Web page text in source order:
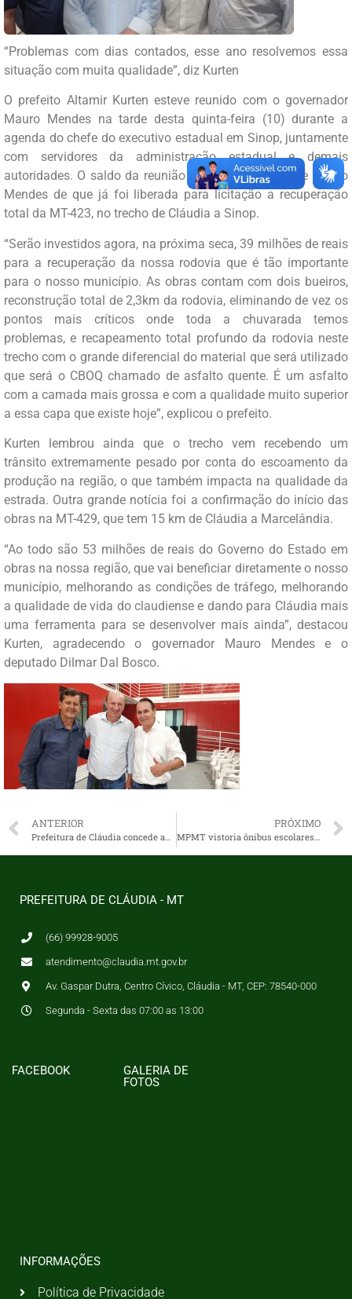
“Problemas com dias contados, esse ano resolvemos essa
situação com muita qualidade”, diz Kurten
O prefeito Altamir Kurten esteve reunido com o governador
Mauro Mendes na tarde desta quinta-feira (10) durante a
agenda do chefe do executivo estadual em Sinop, juntamente
com servidores da administração estadual e demais
autoridades. O saldo da reunião foi a confirmação de Mauro
Mendes de que já foi liberada para licitação a recuperação
total da MT-423, no trecho de Cláudia a Sinop.
“Serão investidos agora, na próxima seca, 39 milhões de reais
para a recuperação da nossa rodovia que é tão importante
para o nosso município. As obras contam com dois bueiros,
reconstrução total de 2,3km da rodovia, eliminando de vez os
pontos mais críticos onde toda a chuvarada temos
problemas, e recapeamento total profundo da rodovia neste
trecho com o grande diferencial do material que será utilizado
que será o CBOQ chamado de asfalto quente. É um asfalto
com a camada mais grossa e com a qualidade muito superior
a essa capa que existe hoje”, explicou o prefeito.
Kurten lembrou ainda que o trecho vem recebendo um
trânsito extremamente pesado por conta do escoamento da
produção na região, o que também impacta na qualidade da
estrada. Outra grande notícia foi a confirmação do início das
obras na MT-429, que tem 15 km de Cláudia a Marcelândia.
“Ao todo são 53 milhões de reais do Governo do Estado em
obras na nossa região, que vai beneficiar diretamente o nosso
município, melhorando as condições de tráfego, melhorando
a qualidade de vida do claudiense e dando para Cláudia mais
uma ferramenta para se desenvolver mais ainda”, destacou
Kurten, agradecendo o governador Mauro Mendes e o
deputado Dilmar Dal Bosco.
ANTERIOR
Prefeitura de Cláudia concede aumento histórico para servidores públicos
PRÓXIMO
MPMT vistoria ônibus escolares e constata boas condições de uso
PREFEITURA DE CLÁUDIA - MT
(66) 99928-9005
atendimento@claudia.mt.gov.br
Av. Gaspar Dutra, Centro Cívico, Cláudia - MT, CEP: 78540-000
Segunda - Sexta das 07:00 as 13:00
FACEBOOK
GALERIA DE
FOTOS
INFORMAÇÕES
Política de Privacidade